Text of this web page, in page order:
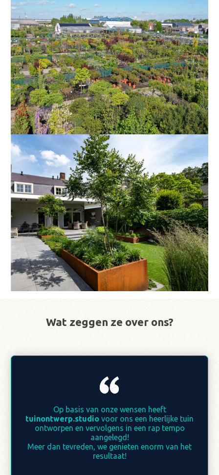
+ GERELATEERDE PRODUKTEN
PLANTEN
+ GERELATEERDE PRODUKTEN
+ GERELATEERDE PRODUKTEN
Wat zeggen ze over ons?
Op basis van onze wensen heeft
tuinontwerp.studio voor ons een heerlijke tuin
ontworpen en vervolgens in een rap tempo
aangelegd!
Meer dan tevreden, we genieten enorm van het
resultaat!
Op basis van onze wensen heeft
tuinontwerp.studio voor ons een heerlijke tuin
ontworpen en vervolgens in een rap tempo
aangelegd!
Meer dan tevreden, we genieten enorm van het
resultaat!